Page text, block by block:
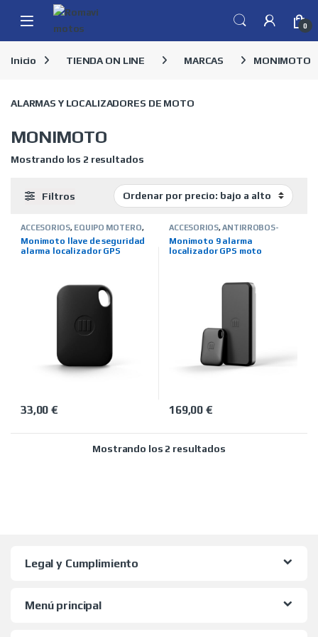
Skip to navigation
Skip to content
0
Inicio TIENDA ON LINE MARCAS MONIMOTO
ALARMAS Y LOCALIZADORES DE MOTO
MONIMOTO
Mostrando los 2 resultadosOrdenado por precio: bajo a alto
Filtros
ACCESORIOS, EQUIPO MOTERO,
MARCAS,MONIMOTO,TIENDA
ON LINE
Monimoto llave de seguridad
alarma localizador GPS
33,00€
ACCESORIOS,ANTIRROBOS-
INTERCOMUNICADORES
MARCAS,MONIMOTO,PARA TU
Monimoto 9 alarma
localizador GPS moto
169,00€
Mostrando los 2 resultadosOrdenado por
Legal y Cumplimiento
Menú principal